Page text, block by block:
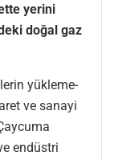
yerini
doğal gaz
yükleme-
ve sanayi
endüstri